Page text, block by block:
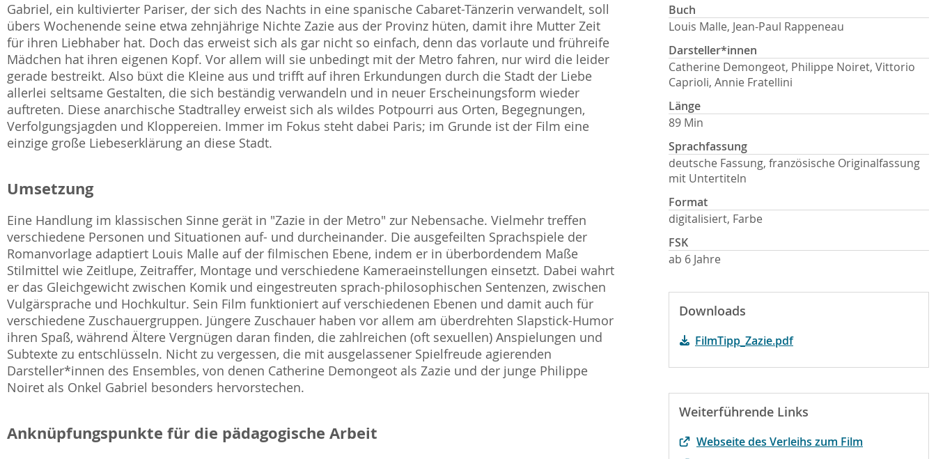
Gabriel, ein kultivierter Pariser, der sich des Nachts in eine spanische Cabaret-Tänzerin verwandelt, soll
übers Wochenende seine etwa zehnjährige Nichte Zazie aus der Provinz hüten, damit ihre Mutter Zeit
für ihren Liebhaber hat. Doch das erweist sich als gar nicht so einfach, denn das vorlaute und frühreife
Mädchen hat ihren eigenen Kopf. Vor allem will sie unbedingt mit der Metro fahren, nur wird die leider
gerade bestreikt. Also büxt die Kleine aus und trifft auf ihren Erkundungen durch die Stadt der Liebe
allerlei seltsame Gestalten, die sich beständig verwandeln und in neuer Erscheinungsform wieder
auftreten. Diese anarchische Stadtralley erweist sich als wildes Potpourri aus Orten, Begegnungen,
Verfolgungsjagden und Kloppereien. Immer im Fokus steht dabei Paris; im Grunde ist der Film eine
einzige große Liebeserklärung an diese Stadt.
Umsetzung
Eine Handlung im klassischen Sinne gerät in "Zazie in der Metro" zur Nebensache. Vielmehr treffen
verschiedene Personen und Situationen auf- und durcheinander. Die ausgefeilten Sprachspiele der
Romanvorlage adaptiert Louis Malle auf der filmischen Ebene, indem er in überbordendem Maße
Stilmittel wie Zeitlupe, Zeitraffer, Montage und verschiedene Kameraeinstellungen einsetzt. Dabei wahrt
er das Gleichgewicht zwischen Komik und eingestreuten sprach-philosophischen Sentenzen, zwischen
Vulgärsprache und Hochkultur. Sein Film funktioniert auf verschiedenen Ebenen und damit auch für
verschiedene Zuschauergruppen. Jüngere Zuschauer haben vor allem am überdrehten Slapstick-Humor
ihren Spaß, während Ältere Vergnügen daran finden, die zahlreichen (oft sexuellen) Anspielungen und
Subtexte zu entschlüsseln. Nicht zu vergessen, die mit ausgelassener Spielfreude agierenden
Darsteller*innen des Ensembles, von denen Catherine Demongeot als Zazie und der junge Philippe
Noiret als Onkel Gabriel besonders hervorstechen.
Anknüpfungspunkte für die pädagogische Arbeit
Buch
Louis Malle, Jean-Paul Rappeneau
Darsteller*innen
Catherine Demongeot, Philippe Noiret, Vittorio
Caprioli, Annie Fratellini
Länge
89 Min
Sprachfassung
deutsche Fassung, französische Originalfassung
mit Untertiteln
Format
digitalisiert, Farbe
FSK
ab 6 Jahre
Downloads
FilmTipp_Zazie.pdf
Weiterführende Links
Webseite des Verleihs zum Film